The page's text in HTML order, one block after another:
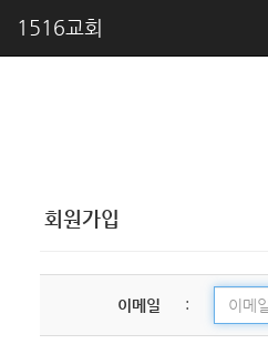
1516교회
회원가입
이메일 :